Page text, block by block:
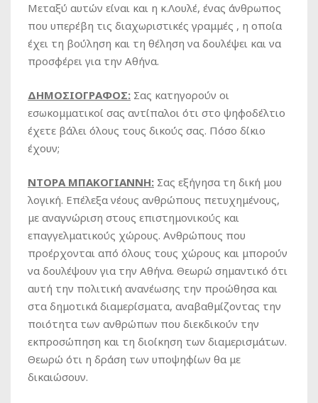
Μεταξύ αυτών είναι και η κ.Λουλέ, ένας άνθρωπος
που υπερέβη τις διαχωριστικές γραμμές , η οποία
έχει τη βούληση και τη θέληση να δουλέψει και να
προσφέρει για την Αθήνα.
ΔΗΜΟΣΙΟΓΡΑΦΟΣ: Σας κατηγορούν οι
εσωκομματικοί σας αντίπαλοι ότι στο ψηφοδέλτιο
έχετε βάλει όλους τους δικούς σας. Πόσο δίκιο
έχουν;
ΝΤΟΡΑ ΜΠΑΚΟΓΙΑΝΝΗ: Σας εξήγησα τη δική μου
λογική. Επέλεξα νέους ανθρώπους πετυχημένους,
με αναγνώριση στους επιστημονικούς και
επαγγελματικούς χώρους. Ανθρώπους που
προέρχονται από όλους τους χώρους και μπορούν
να δουλέψουν για την Αθήνα. Θεωρώ σημαντικό ότι
αυτή την πολιτική ανανέωσης την προώθησα και
στα δημοτικά διαμερίσματα, αναβαθμίζοντας την
ποιότητα των ανθρώπων που διεκδικούν την
εκπροσώπηση και τη διοίκηση των διαμερισμάτων.
Θεωρώ ότι η δράση των υποψηφίων θα με
δικαιώσουν.